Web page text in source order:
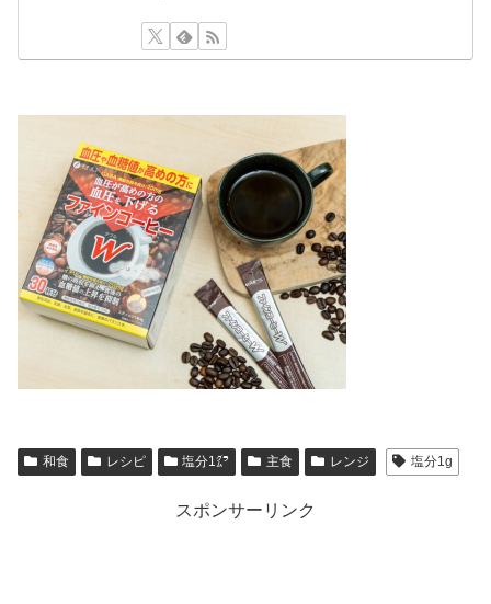
和食 レシピ 塩分1㌘ 主食 レンジ 塩分1g
スポンサーリンク